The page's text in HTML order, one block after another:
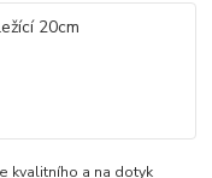
kvalitního a na dotyk